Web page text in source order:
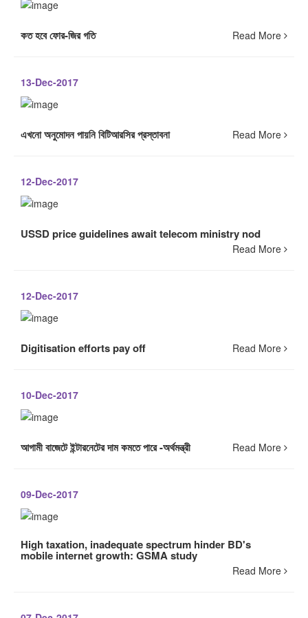
কত হবে ফোর-জির গতি Read More
13-Dec-2017
এখনো অনুমোদন পায়নি বিটিআরসির প্রস্তাবনা Read More
12-Dec-2017
USSD price guidelines await telecom ministry nod
Read More
12-Dec-2017
Digitisation efforts pay off Read More
10-Dec-2017
আগামী বাজেটে ইন্টারনেটের দাম কমতে পারে -অর্থমন্ত্রী Read More
09-Dec-2017
High taxation, inadequate spectrum hinder BD's
mobile internet growth: GSMA study
Read More